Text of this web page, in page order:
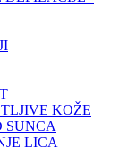
KOŽE
SUNCA
LICA